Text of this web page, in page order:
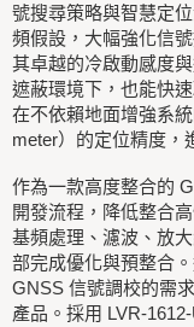
號搜尋策略與智慧定
頻假設，大幅強化信
其卓越的冷啟動感度
遮蔽環境下，也能快
在不依賴地面增強系
meter）的定位精度，
作為一款高度整合的
開發流程，降低整合
基頻處理、濾波、放
部完成優化與預整合
GNSS 信號調校的需
產品。採用 LVR-